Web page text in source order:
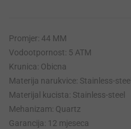
Promjer: 44 MM
Vodootpornost: 5 ATM
Krunica: Obicna
Materija narukvice: Stainless-steel
Materijal kucista: Stainless-steel
Mehanizam: Quartz
Garancija: 12 mjeseca